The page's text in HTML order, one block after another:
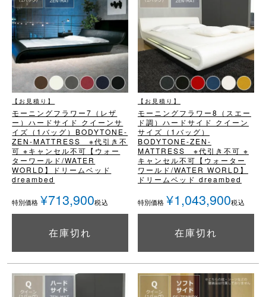
【お見積り】
モーニングフラワー7（レザ
ー）ハードサイド クイーンサ
イズ（1バッグ） BODYTONE-
ZEN-MATTRESS ※代引き不
可 ※キャンセル不可 【ウォー
ターワールド/WATER
WORLD】
ドリームベッド
dreambed
特別価格 ¥713,900税込
在庫切れ
詳細を見る
【お見積り】
モーニングフラワー8（スエー
ド調） ハードサイド クイーン
サイズ（1バッグ）
BODYTONE-ZEN-
MATTRESS ※代引き不可 ※
キャンセル不可 【ウォーター
ワールド/WATER WORLD】
ドリームベッド dreambed
特別価格 ¥1,043,900税込
在庫切れ
詳細を見る